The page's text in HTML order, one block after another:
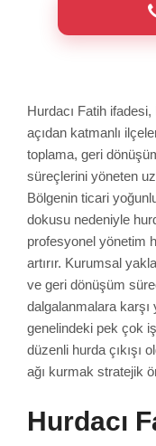
Hurdacı Fatih
açıdan katmanlı
toplama, geri
süreçlerini yöneten
Bölgenin ticari
dokusu nedeniyle
profesyonel yönetim
artırır. Kurumsal
ve geri dönüşüm
dalgalanmalara
genelindeki pek çok
düzenli hurda çıkışı
ağı kurmak stratejik
Hurdacı